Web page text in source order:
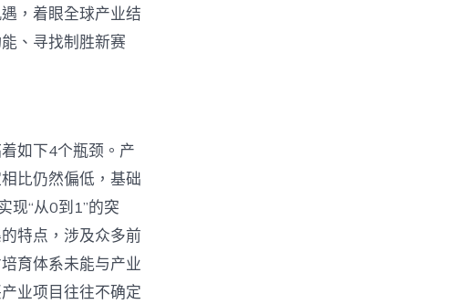
，着眼全球产业结
、寻找制胜新赛
如下4个瓶颈。产
比仍然偏低，基础
现“从0到1”的突
特点，涉及众多前
育体系未能与产业
业项目往往不确定